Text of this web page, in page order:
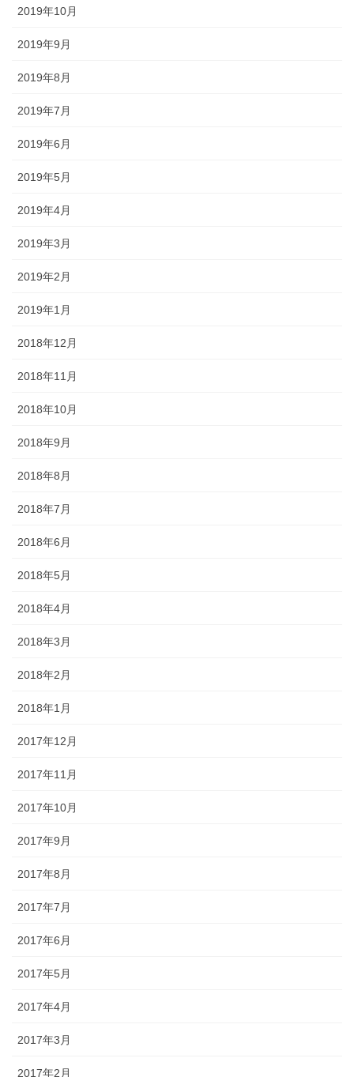
2019年10月
2019年9月
2019年8月
2019年7月
2019年6月
2019年5月
2019年4月
2019年3月
2019年2月
2019年1月
2018年12月
2018年11月
2018年10月
2018年9月
2018年8月
2018年7月
2018年6月
2018年5月
2018年4月
2018年3月
2018年2月
2018年1月
2017年12月
2017年11月
2017年10月
2017年9月
2017年8月
2017年7月
2017年6月
2017年5月
2017年4月
2017年3月
2017年2月